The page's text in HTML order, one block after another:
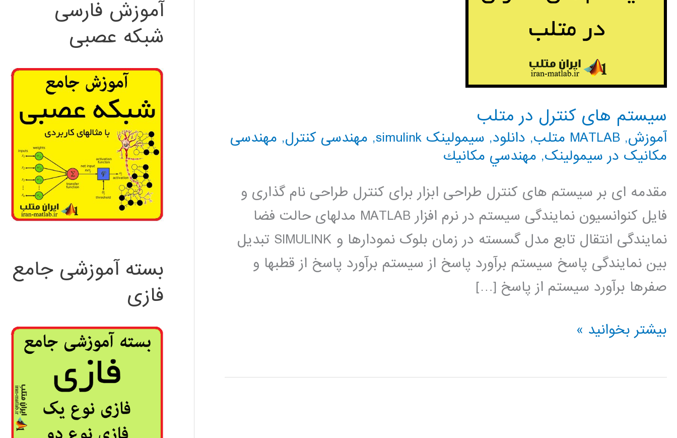
سیستم های کنترل در متلب
آموزش, MATLAB متلب , دانلود, سیمولینک simulink , مهندسی کنترل, مهندسی
مکانیک در سیمولینک, مهندسي مكانيك
مقدمه ای بر سیستم های کنترل طراحی ابزار برای کنترل طراحی نام گذاری و
فایل کنوانسیون نمایندگی سیستم در نرم افزار MATLAB مدلهای حالت فضا
نمایندگی انتقال تابع مدل گسسته در زمان بلوک نمودارها و SIMULINK تبدیل
بین نمایندگی پاسخ سیستم برآورد پاسخ از سیستم برآورد پاسخ از قطبها و
صفرها برآورد سیستم از پاسخ […]
سیستم
کنترل
بیشتر بخوانید »
آموزش فارسی
شبکه عصبی
بسته آموزشی جامع
فازی